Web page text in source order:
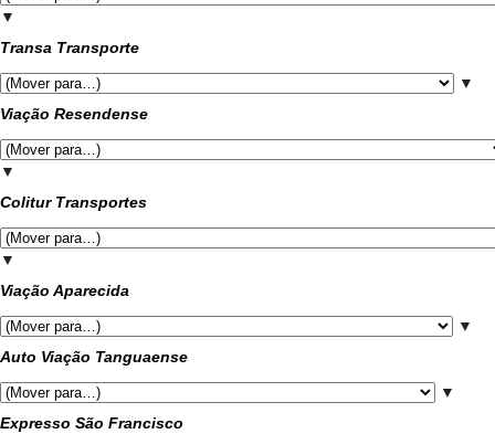
▼
Transa Transporte
▼
Viação Resendense
▼
Colitur Transportes
▼
Viação Aparecida
▼
Auto Viação Tanguaense
▼
Expresso São Francisco